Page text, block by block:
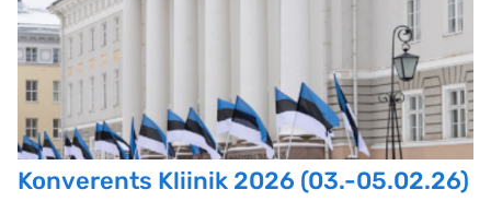
Konverents Kliinik 2026 (03.-05.02.26)